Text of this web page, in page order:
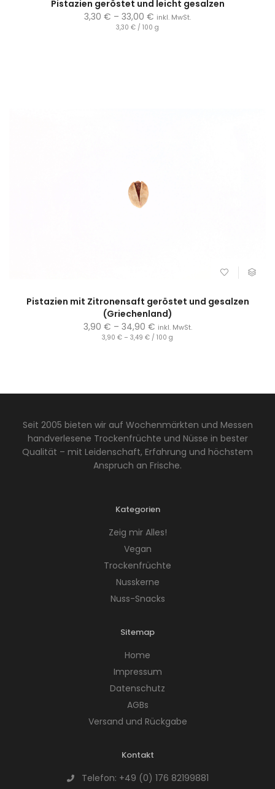
Pistazien geröstet und leicht gesalzen
3,30 € – 33,00 € inkl. MwSt.
3,30 € / 100 g
Pistazien mit Zitronensaft geröstet und gesalzen
(Griechenland)
3,90 € – 34,90 € inkl. MwSt.
3,90 € – 3,49 € / 100 g
Seit 2005 bieten wir auf Wochenmärkten und Messen
handverlesene Trockenfrüchte und Nüsse in bester
Qualität – mit Leidenschaft, Erfahrung und höchstem
Anspruch an Frische.
Kategorien
Zeig mir Alles!
Vegan
Trockenfrüchte
Nusskerne
Nuss-Snacks
Sitemap
Home
Impressum
Datenschutz
AGBs
Versand und Rückgabe
Kontakt
Telefon: +49 (0) 176 82199881